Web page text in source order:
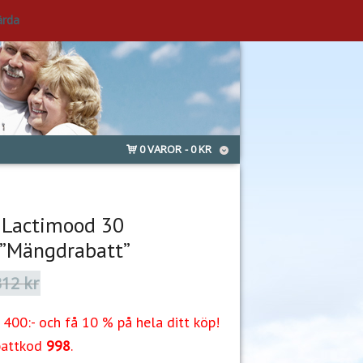
0 VAROR 0 KR
30
krDet
ursprungliga
var:
312 kr.
Det
nuvarande
är:
264 kr.
och få 10 % på hela ditt köp!
998.